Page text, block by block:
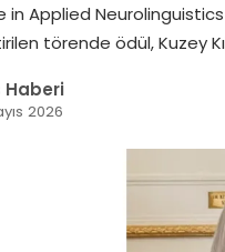
in Applied
törende ödül, Kuzey
Haberi
2026